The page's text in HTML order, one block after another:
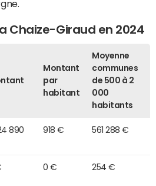
Chaize-Giraud en 2024
Montant
par
habitant
Moyenne
communes
de 500 à 2
000
habitants
890
918 € 561 288 €
0 € 254 €